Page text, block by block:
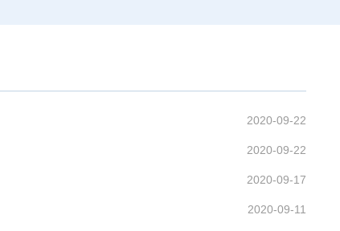
2020-09-22
2020-09-22
2020-09-17
2020-09-11